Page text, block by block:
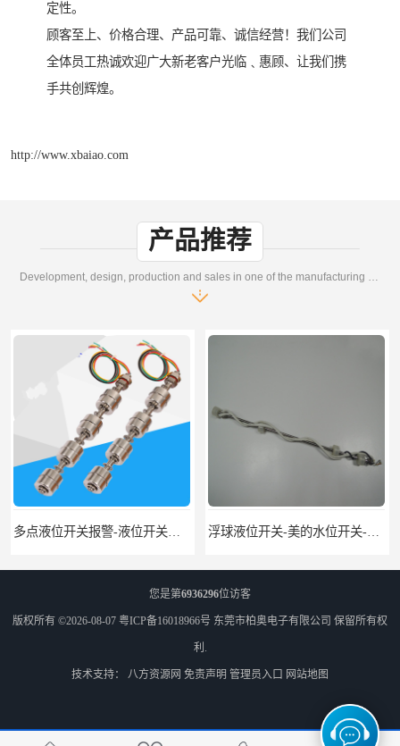
定性。
顾客至上、价格合理、产品可靠、诚信经营！我们公司
全体员工热诚欢迎广大新老客户光临﹑惠顾、让我们携
手共创辉煌。
http://www.xbaiao.com
产品推荐
Development, design, production and sales in one of the manufacturing enterprises
多点液位开关报警-液位开关公司-柏奥 浮球液位开关-美的水位开关-水位计定制-柏奥
您是第6936296位访客
版权所有 ©2026-08-07 粤ICP备16018966号 东莞市柏奥电子有限公司 保留所有权
利.
技术支持： 八方资源网 免责声明 管理员入口 网站地图